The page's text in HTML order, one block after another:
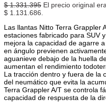
$1.331.395 El precio original
$ 1.131.686.
Las llantas Nitto Terra Grappler
estaciones fabricado para SUV
mejora la capacidad de agarre
en ángulo previenen
aguanieve debajo de la huella
aumentan el rendimiento
La tracción dentro y fuera de la
del neumático que evita la
Terra Grappler A/T se controla
capacidad de respuesta de la